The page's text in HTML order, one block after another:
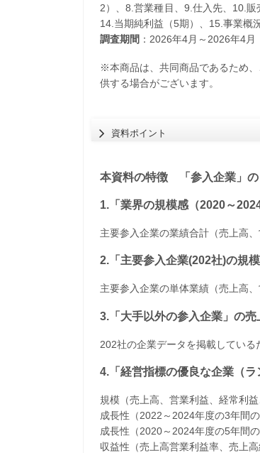
2）、8.営業種目、9.仕入先、10.
14.当期純利益（5期）、15.事業概
調査期間 ：2026年4月～2026年4月
※本商品は、共同商品であるため
供する場合がございます。
資料ポイント
本資料の特徴 「参入企業」の
1.「業界の規模感（2020～
主要参入企業の業績合計（売上高
2.「主要参入企業(202社)の規
主要参入企業の単体業績（売上高
3.「大手以外の参入企業」の
202社の企業データを掲載してい
4.「経営指標の優良な企業（
規模（売上高、営業利益、経常利
成長性（2022～2024年度の3年間
成長性（2020～2024年度の5年間
収益性（売上高営業利益率、売上